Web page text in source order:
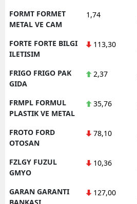
FORMT FORMET
METAL VE CAM
1,74
FORTE FORTE BILGI
ILETISIM
113,30
FRIGO FRIGO PAK
GIDA
2,37
FRMPL FORMUL
PLASTIK VE METAL
35,76
FROTO FORD
OTOSAN
78,10
FZLGY FUZUL
GMYO
10,36
GARAN GARANTI
BANKASI
127,00